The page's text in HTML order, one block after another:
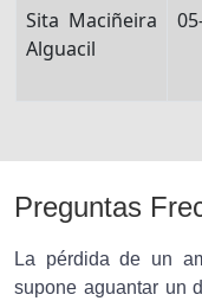
Sita Maciñeira
Alguacil
Preguntas
La pérdida de un
supone aguantar un